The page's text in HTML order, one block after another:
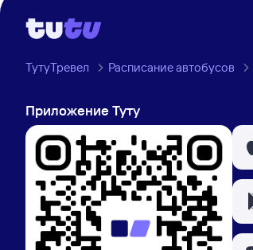
ТутуТревел Расписание автобусов
Приложение Туту